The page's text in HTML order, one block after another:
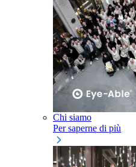
Chi siamo
Per saperne di più